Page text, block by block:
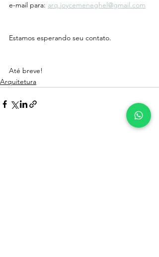
e-mail para: arq.joycemeneghel@gmail.com
Estamos esperando seu contato.
Até breve!
Arquitetura